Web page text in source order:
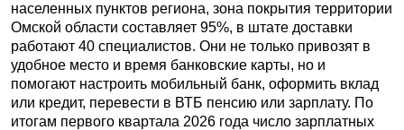
населенных пунктов региона, зона покрытия территории
Омской области составляет 95%, в штате доставки
работают 40 специалистов. Они не только привозят в
удобное место и время банковские карты, но и
помогают настроить мобильный банк, оформить вклад
или кредит, перевести в ВТБ пенсию или зарплату. По
итогам первого квартала 2026 года число зарплатных